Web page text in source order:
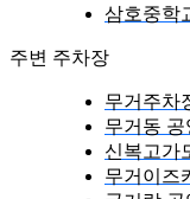
삼호중학
주변 주차장
무거주차
무거동
신복고가
무거이즈